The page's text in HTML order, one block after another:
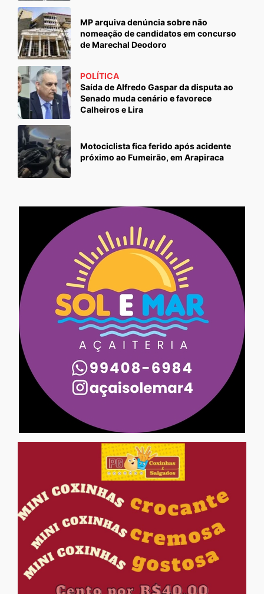
MP arquiva denúncia sobre não
nomeação de candidatos em concurso
de Marechal Deodoro
POLÍTICA
Saída de Alfredo Gaspar da disputa ao
Senado muda cenário e favorece
Calheiros e Lira
Motociclista fica ferido após acidente
próximo ao Fumeirão, em Arapiraca